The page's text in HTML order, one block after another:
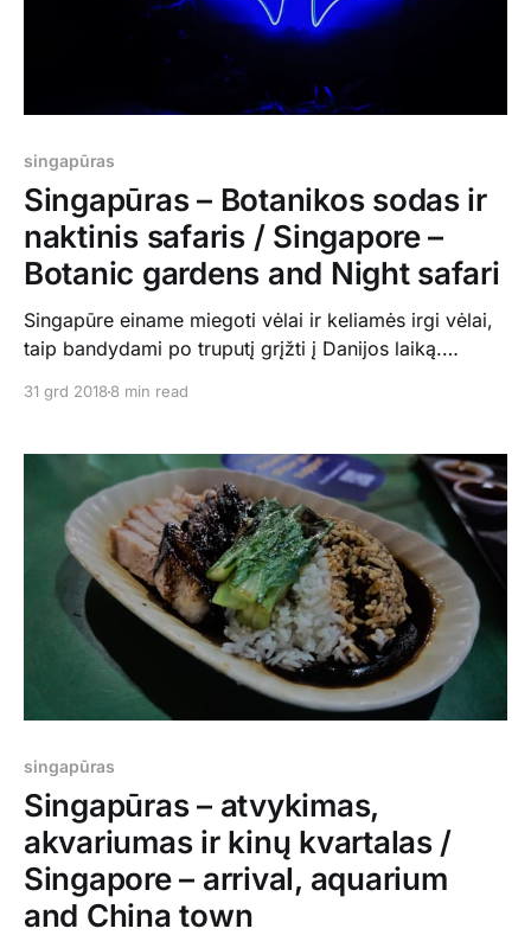
singapūras
Singapūras – Botanikos sodas ir
naktinis safaris / Singapore –
Botanic gardens and Night safari
Singapūre einame miegoti vėlai ir keliamės irgi vėlai,
taip bandydami po truputį grįžti į Danijos laiką.
parduotuvę Sim Lim. Labai didelė, apėjom,
Europoj, bet nustebino, kad nebuvo naujų telefonų
modelių, tik senesni. When in Singapore, we
31 grd 2018 8 min read
singapūras
Singapūras – atvykimas,
akvariumas ir kinų kvartalas /
Singapore – arrival, aquarium
and China town